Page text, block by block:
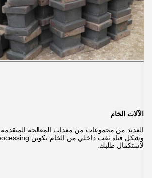
الآلات الخام
العديد من مجموعات من معدات المعالجة المتقدمة
وشكل قناة ثقب داخلي من الخام تكوين peocessing.
لاستكمال طلبك.